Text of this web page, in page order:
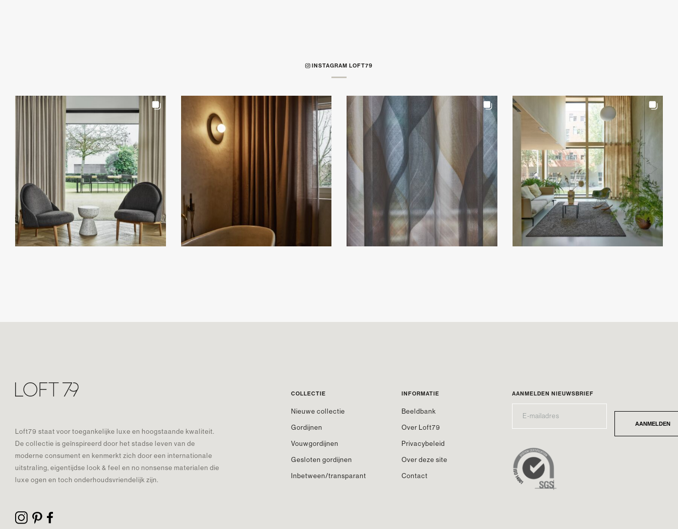
INSTAGRAM LOFT79
Loft79 staat voor toegankelijke luxe en hoogstaande kwaliteit.
De collectie is geïnspireerd door het stadse leven van de
moderne consument en kenmerkt zich door een internationale
uitstraling, eigentijdse look & feel en no nonsense materialen die
luxe ogen en toch onderhoudsvriendelijk zijn.
COLLECTIE
Nieuwe collectie
Gordijnen
Vouwgordijnen
Gesloten gordijnen
Inbetween/transparant
INFORMATIE
Beeldbank
Over Loft79
Privacybeleid
Over deze site
Contact
AANMELDEN NIEUWSBRIEF
AANMELDEN